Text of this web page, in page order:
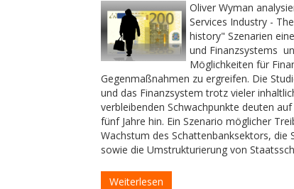
Oliver Wyman
Services Industry -
history" Szenarien
und Finanzsystems
Möglichkeiten für
Gegenmaßnahmen zu ergreifen. Die
und das Finanzsystem trotz vieler
verbleibenden Schwachpunkte deuten
fünf Jahre hin. Ein Szenario möglicher
Wachstum des Schattenbanksektors, die
sowie die Umstrukturierung von
Weiterlesen